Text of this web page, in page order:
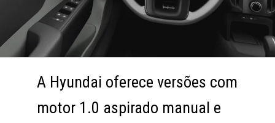
A Hyundai oferece versões com
motor 1.0 aspirado manual e
A Hyundai oferece versões com
motor 1.0 aspirado manual e